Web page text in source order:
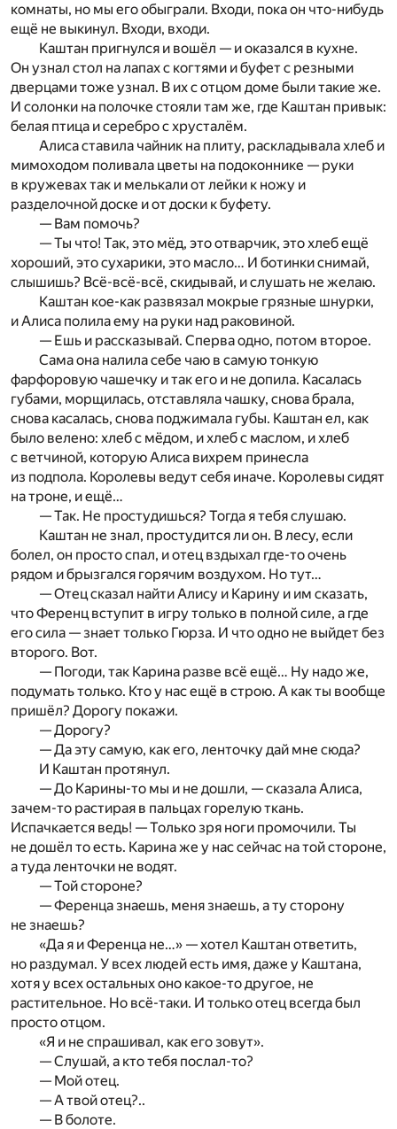
комнаты, но мы его обыграли. Входи, пока он что-нибудь
ещё не выкинул. Входи, входи.
Каштан пригнулся и вошёл — и оказался в кухне.
Он узнал стол на лапах с когтями и буфет с резными
дверцами тоже узнал. В их с отцом доме были такие же.
И солонки на полочке стояли там же, где Каштан привык:
белая птица и серебро с хрусталём.
Алиса ставила чайник на плиту, раскладывала хлеб и
мимоходом поливала цветы на подоконнике — руки
в кружевах так и мелькали от лейки к ножу и
разделочной доске и от доски к буфету.
— Вам помочь?
— Ты что! Так, это мёд, это отварчик, это хлеб ещё
хороший, это сухарики, это масло… И ботинки снимай,
слышишь? Всё-всё-всё, скидывай, и слушать не желаю.
Каштан кое-как развязал мокрые грязные шнурки,
и Алиса полила ему на руки над раковиной.
— Ешь и рассказывай. Сперва одно, потом второе.
Сама она налила себе чаю в самую тонкую
фарфоровую чашечку и так его и не допила. Касалась
губами, морщилась, отставляла чашку, снова брала,
снова касалась, снова поджимала губы. Каштан ел, как
было велено: хлеб с мёдом, и хлеб с маслом, и хлеб
с ветчиной, которую Алиса вихрем принесла
из подпола. Королевы ведут себя иначе. Королевы сидят
на троне, и ещё…
— Так. Не простудишься? Тогда я тебя слушаю.
Каштан не знал, простудится ли он. В лесу, если
болел, он просто спал, и отец вздыхал где-то очень
рядом и брызгался горячим воздухом. Но тут…
— Отец сказал найти Алису и Карину и им сказать,
что Ференц вступит в игру только в полной силе, а где
его сила — знает только Гюрза. И что одно не выйдет без
второго. Вот.
— Погоди, так Карина разве всё ещё… Ну надо же,
подумать только. Кто у нас ещё в строю. А как ты вообще
пришёл? Дорогу покажи.
— Дорогу?
— Да эту самую, как его, ленточку дай мне сюда?
И Каштан протянул.
— До Карины-то мы и не дошли, — сказала Алиса,
зачем-то растирая в пальцах горелую ткань.
Испачкается ведь! — Только зря ноги промочили. Ты
не дошёл то есть. Карина же у нас сейчас на той стороне,
а туда ленточки не водят.
— Той стороне?
— Ференца знаешь, меня знаешь, а ту сторону
не знаешь?
«Да я и Ференца не…» — хотел Каштан ответить,
но раздумал. У всех людей есть имя, даже у Каштана,
хотя у всех остальных оно какое-то другое, не
растительное. Но всё-таки. И только отец всегда был
просто отцом.
«Я и не спрашивал, как его зовут».
— Слушай, а кто тебя послал-то?
— Мой отец.
— А твой отец?..
— В болоте.